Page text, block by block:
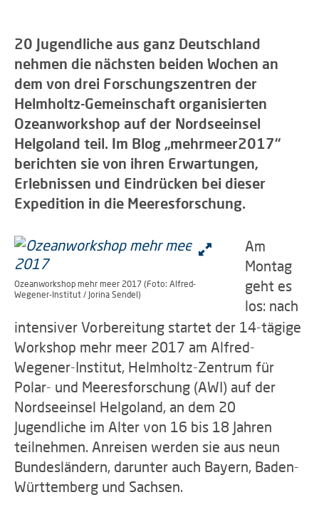
20 Jugendliche aus ganz Deutschland
nehmen die nächsten beiden Wochen an
dem von drei Forschungszentren der
Helmholtz-Gemeinschaft organisierten
Ozeanworkshop auf der Nordseeinsel
Helgoland teil. Im Blog „mehrmeer2017“
berichten sie von ihren Erwartungen,
Erlebnissen und Eindrücken bei dieser
Expedition in die Meeresforschung.
Ozeanworkshop mehr meer 2017 (Foto: Alfred-
Wegener-Institut / Jorina Sendel)
Am
Montag
geht es
los: nach
intensiver Vorbereitung startet der 14-tägige
Workshop mehr meer 2017 am Alfred-
Wegener-Institut, Helmholtz-Zentrum für
Polar- und Meeresforschung (AWI) auf der
Nordseeinsel Helgoland, an dem 20
Jugendliche im Alter von 16 bis 18 Jahren
teilnehmen. Anreisen werden sie aus neun
Bundesländern, darunter auch Bayern, Baden-
Württemberg und Sachsen.